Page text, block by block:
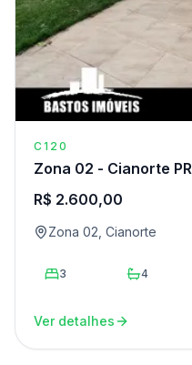
C120
Zona 02 - Cianorte PR
R$ 2.600,00
Zona 02, Cianorte
3 4
Ver detalhes